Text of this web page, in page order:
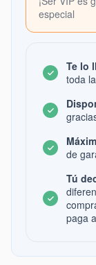
especial
Te lo
toda
de
Tú
paga